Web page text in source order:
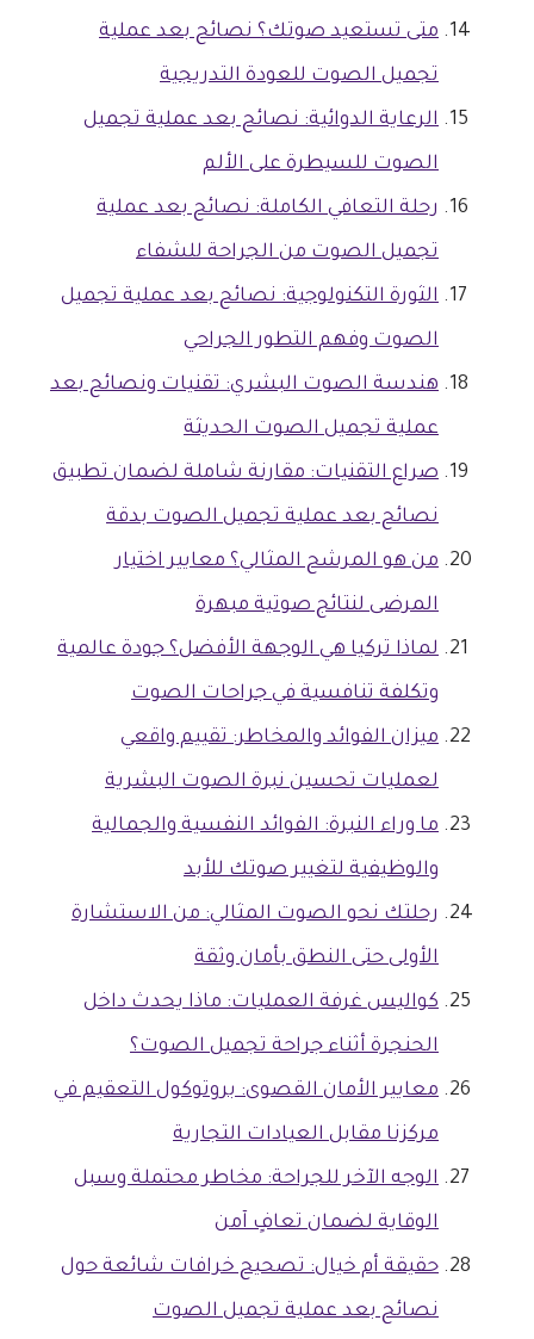
متى تستعيد صوتك؟ نصائح بعد عملية
تجميل الصوت للعودة التدريجية
الرعاية الدوائية: نصائح بعد عملية تجميل
الصوت للسيطرة على الألم
رحلة التعافي الكاملة: نصائح بعد عملية
تجميل الصوت من الجراحة للشفاء
الثورة التكنولوجية: نصائح بعد عملية تجميل
الصوت وفهم التطور الجراحي
هندسة الصوت البشري: تقنيات ونصائح بعد
عملية تجميل الصوت الحديثة
صراع التقنيات: مقارنة شاملة لضمان تطبيق
نصائح بعد عملية تجميل الصوت بدقة
من هو المرشح المثالي؟ معايير اختيار
المرضى لنتائج صوتية مبهرة
لماذا تركيا هي الوجهة الأفضل؟ جودة عالمية
وتكلفة تنافسية في جراحات الصوت
ميزان الفوائد والمخاطر: تقييم واقعي
لعمليات تحسين نبرة الصوت البشرية
ما وراء النبرة: الفوائد النفسية والجمالية
والوظيفية لتغيير صوتك للأبد
رحلتك نحو الصوت المثالي: من الاستشارة
الأولى حتى النطق بأمان وثقة
كواليس غرفة العمليات: ماذا يحدث داخل
الحنجرة أثناء جراحة تجميل الصوت؟
معايير الأمان القصوى: بروتوكول التعقيم في
مركزنا مقابل العيادات التجارية
الوجه الآخر للجراحة: مخاطر محتملة وسبل
الوقاية لضمان تعافٍ آمن
حقيقة أم خيال: تصحيح خرافات شائعة حول
نصائح بعد عملية تجميل الصوت